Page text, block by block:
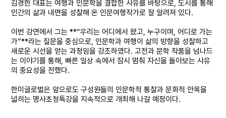
김경한 대표는 여행과 인문학을 결합한 사유를 바탕으로, 도시를 통해
인간의 삶과 내면을 성찰해 온 인문여행작가로 잘 알려져 있다.
이번 강연에서 그는 **“우리는 어디에서 왔고, 누구이며, 어디로 가는
가”**라는 질문을 중심으로, 인문학과 여행이 삶의 방향을 성찰하고
새로운 시선을 얻는 과정임을 강조하였다. 고전과 문학 작품을 넘나드
는 이야기를 통해, 빠른 일상 속에서 잠시 멈춰 자신을 돌아보는 사유
의 중요성을 전했다.
한미글로벌은 앞으로도 구성원들의 인문학적 통찰과 문화적 안목을
넓히는 명사초청특강을 지속적으로 개최해 나갈 예정이다.